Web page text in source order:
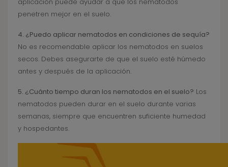
penetren mejor en el suelo.
4. ¿Puedo aplicar nematodos en condiciones de sequía?
No es recomendable aplicar los nematodos en suelos
secos. Debes asegurarte de que el suelo esté húmedo
antes y después de la aplicación.
5. ¿Cuánto tiempo duran los nematodos en el suelo? Los
nematodos pueden durar en el suelo durante varias
semanas, siempre que encuentren suficiente humedad
y hospedantes.